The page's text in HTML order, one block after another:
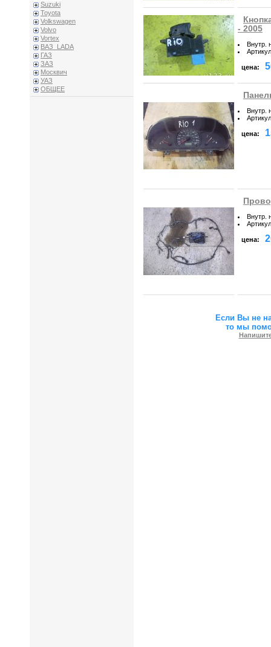
Suzuki
Toyota
Volkswagen
Volvo
Vortex
ВАЗ_LADA
ГАЗ
ЗАЗ
Москвич
УАЗ
ОБЩЕЕ
- 2005
Внутр.
Артикул
цена:
Внутр.
Артикул
цена:
Внутр.
Артикул
цена:
Если Вы не
то мы